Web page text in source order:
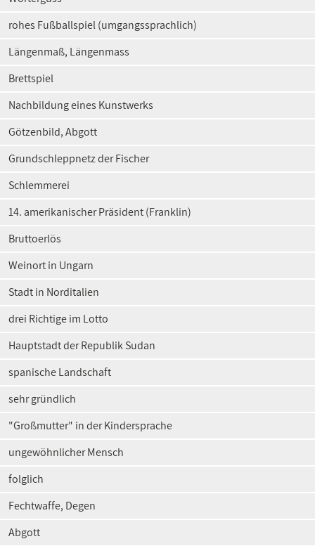
rohes Fußballspiel (umgangssprachlich)
Längenmaß, Längenmass
Brettspiel
Nachbildung eines Kunstwerks
Götzenbild, Abgott
Grundschleppnetz der Fischer
Schlemmerei
14. amerikanischer Präsident (Franklin)
Bruttoerlös
Weinort in Ungarn
Stadt in Norditalien
drei Richtige im Lotto
Hauptstadt der Republik Sudan
spanische Landschaft
sehr gründlich
"Großmutter" in der Kindersprache
ungewöhnlicher Mensch
folglich
Fechtwaffe, Degen
Abgott